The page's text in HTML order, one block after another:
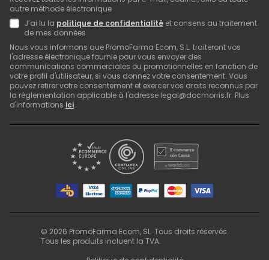
autre méthode électronique
J’ai lu la politique de confidentialité et consens au traitement
de mes données
Nous vous informons que PromoFarma Ecom, S.L. traiteront vos
l'adresse électronique fournie pour vous envoyer des
communications commerciales ou promotionnelles en fonction de
votre profil d'utilisateur, si vous donnez votre consentement. Vous
pouvez retirer votre consentement et exercer vos droits reconnus par
la réglementation applicable à l'adresse legal@docmorris.fr. Plus
d'informations ici.
© 2026 PromoFarma Ecom, SL. Tous droits réservés.
Tous les produits incluent la TVA.